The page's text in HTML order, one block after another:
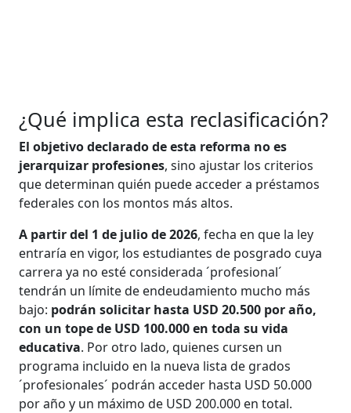
¿Qué implica esta reclasificación?
El objetivo declarado de esta reforma no es
jerarquizar profesiones, sino ajustar los criterios
que determinan quién puede acceder a préstamos
federales con los montos más altos.
A partir del 1 de julio de 2026, fecha en que la ley
entraría en vigor, los estudiantes de posgrado cuya
carrera ya no esté considerada ´profesional´
tendrán un límite de endeudamiento mucho más
bajo: podrán solicitar hasta USD 20.500 por año,
con un tope de USD 100.000 en toda su vida
educativa. Por otro lado, quienes cursen un
programa incluido en la nueva lista de grados
´profesionales´ podrán acceder hasta USD 50.000
por año y un máximo de USD 200.000 en total.